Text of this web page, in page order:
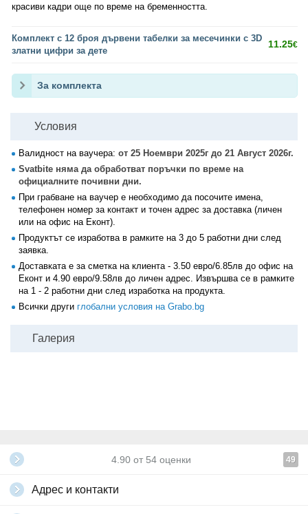
красиви кадри още по време на бременността.
Комплект с 12 броя дървени табелки за месечинки с 3D
златни цифри за дете
11.25€
За комплекта
Условия
Валидност на ваучера: от 25 Ноември 2025г до 21 Август 2026г.
Svatbite няма да обработват поръчки по време на
официалните почивни дни.
При грабване на ваучер е необходимо да посочите имена,
телефонен номер за контакт и точен адрес за доставка (личен
или на офис на Еконт).
Продуктът се изработва в рамките на 3 до 5 работни дни след
заявка.
Доставката е за сметка на клиента - 3.50 евро/6.85лв до офис на
Еконт и 4.90 евро/9.58лв до личен адрес. Извършва се в рамките
на 1 - 2 работни дни след изработка на продукта.
Всички други глобални условия на Grabo.bg
Галерия
4.90 от 54 оценки 49
Адрес и контакти